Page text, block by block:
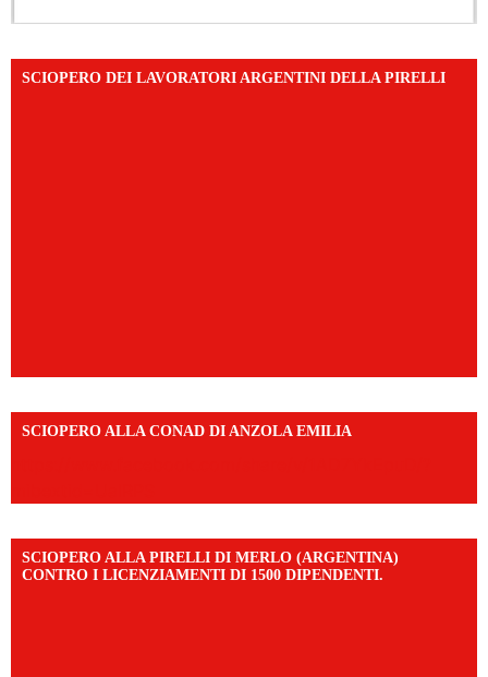
SCIOPERO DEI LAVORATORI ARGENTINI DELLA PIRELLI
SCIOPERO ALLA CONAD DI ANZOLA EMILIA
SCIOPERO ALLA PIRELLI DI MERLO (ARGENTINA)
CONTRO I LICENZIAMENTI DI 1500 DIPENDENTI.